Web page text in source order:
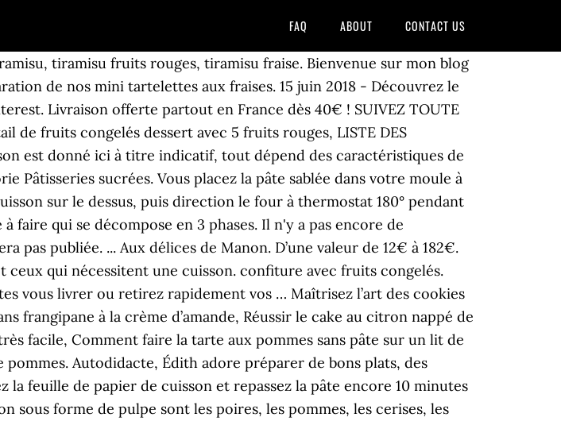
FAQ ABOUT CONTACT US
fruits congeles. À vous les bons desserts maison, accompagnés d’un vrai coulis de fruits rouges maison . Les Foodies vous présente 138 recettes avec photos à découvrir au plus vite ! Pour obtenir une tarte bien croustillante quand on utilise des fruits congelés, utiliser une plaque à gâteaux conduisant bien la chaleur (noire). FAQ outil essentiel pour répondre à toutes vos questions. Disposez les fruits rouges (mûres, cassis, groseilles rouges, griottes, framboises) sur la crème pâtissière. Equipement Four. Etaler sur le fond de tarte. Aussi, n’hésitez pas à utiliser les commentaires pour nous dire ce que vous pensez de cette recette. Passer la préparation au tamis pour enlever les pépins et ajouter les feuilles de gélatine essorées dans le coulis encore chaud en mélangeant bien, laisser tiédir. Plus de 8 parts. Autres fruits. INSTRUCTIONS – PRÉPARATION DE LA RECETTE : Tarte cocktail de fruits congelés du bout des doigts. Et avant de fermer le contenant, éliminez au maximum l’air pour éviter que des cristaux ne se forment durant la congélation et risquer de dénaturer le goût des fruits. Les fruits surgelés sont une solution pratique pour consommer des vitamines facilement hors saison, ou quand on ne peut pas aller chez son primeur régulièrement. Une purée de fruits sans arôme ni conservateur idéale pour parfumer vos pâtisseries avec un vrai bon goût de fruits rouges. Enfin, vous êtes à la recherche d'une recette spécifique pour célébrer un événement, Vous avez le choix entre "la bûche de Noël, le repas de la Saint-Sylvestre et bien plus encore". Caractéristiques physico-chimiques. Allez, rendez-vous en cuisine ! Ensuite partagez cet article en utilisant les boutons réseaux sociaux. Une astuce pour les réussir : je vous recommande d’utiliser des fruits rouges surgelés/congelés : en effet, cela évitera de colorer toute la pâte à muffins ! Cuire votre clafoutis aux fruits rouges durant 50 minutes à 1 heure. Forum / Pâtisserie & confiserie. Mixer les fruits surgelés avec le lait d'amandes. À l’aide d’un pinceau, vous badigeonnez tout le dessus de vos fruits pour avoir un joli rendu. Une pâte sucrée ou feuilletée sur laquelle on dépose une abondance de garniture. Type de plat : Dessert, Pâtisseries. ... Mini-quiche aux fruits de mer (douzaine) 19,95 $ ... Confiture aux fruits rouges… Choisissez parmi notre vaste choix de plats cuisinés faits maison, congelés, en joignant un potage, un dessert. Les champs obligatoires sont indiqués avec *. Découvrez la grande variété de desserts que propose Davigel, votre fournisseur de desserts et pâtisseries : gâteaux, tartes, salades de fruits, pâtisseries, glaces aux parfums variés. Préchauffer le four à 180°c; Du bout des doigts, mélangez la farine, l’amande, le beurre, le sucre et le sel. NE MANQUE PAS NOTRE DERNIÈRE RECETTE, VIDÉO, OU BILLET…(tout est gratuit). Nos saveurs : vanille, agrumes, pistache, citron, chocolat noisettes, caramel beurre salé, café Bailey's, chocolat, framboise, fruits rouges, cassis et le macaron surprise du chef. Auteure : Salut ! 41 Rue Maurice Berteaux - 78700 Conflans-Sainte-HonorineTél : 01 39 72 61 39, Nous contacter via notre formulaire ou osmont.conflans@gmail.com, © 2020 - Tous droits réservés - créé par agence Manapani. Petite touche irrésistible : Noisettes croquantes, caramélisées au milieu de la crème praliné. Un dessert qui ravit tous les jours. Parfum Vanille. Caramel. Ce qui est bien plus économique que d'en acheter des déjà congelées. Découvrez les 6 coulis de fruits surgelés Les vergers Boiron : Fruits rouges, framboise, cassis, fraise, abricot et mange Passion. Ingrédients: fruits rouges,coulis de fruits rouges surgelés,gâteaux secs type "thé", Petits Beurre ou Sprits,mascarpone,oeuf,sucre en poudre,sucre roux,cacao en poudre non sucré. Je suis Édith. Pour la gelée de fruits rouges : (à faire la veille) 200 gr de purée de fruits rouges; 10 gr de jus de citron jaune; 3,5 gr de gélatine; Hydrater la gélatine dans un grand bol d’eau froide. Réfléchir à ma liste de courses – Aliments indispensables en cuisine. Peut s'accompagner de notre délicieux coulis aux fruits rouges. Répartir les 3/4 de la crème sur la pâte puis les fruits rouges. En tant que partenaire de la boutique Amazon, je réalise un bénéfice sur les achats remplissant les conditions requises. Découvrez notre délicieuse recette des nuggets maison avec une cuisson au four, accompagnés d’une sauce blanche aux cornichons. Peut s'accompagner de notre délicieux coulis … Je commande par référence produit. Mettre dans le bol le sucre, l'eau et le citron et régler 5 min Varoma vitesse 1. N'hésitez pas à poser des questions ou à nous faire des suggestions constructives. Abonne toi en complétant le champ ci-dessous : Complétez votre abonnement en remplissant le champ ci-dessous. Commander ce produit. Parmi les incontournables de la pâtisserie tchèque, on retrouve ce dessert traditionnel aux fruits : la bublanina. 2 verres de lait d'amandes; 1 sachet de fruits rouges surgelés; 1 banane; 2 cuillères à soupe de flocons d'avoine; 1 poignée d'amandes conc